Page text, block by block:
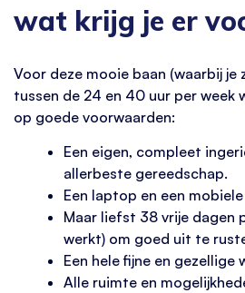
wat krijg je er
Voor deze mooie baan (waarbij je
tussen de 24 en 40 uur per week
op goede voorwaarden:
Een eigen, compleet
allerbeste gereedschap.
Een laptop en een
Maar liefst 38 vrije dagen
werkt) om goed uit te
Een hele fijne en gezellige
Alle ruimte en